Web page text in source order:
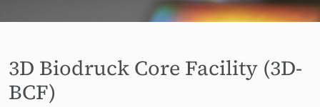
3D Biodruck Core Facility (3D-
BCF)